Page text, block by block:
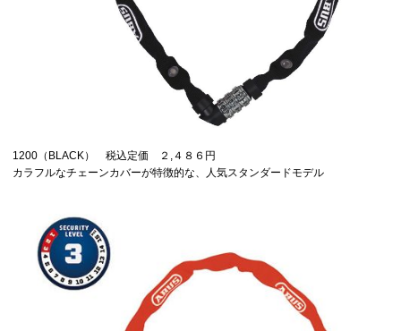
1200（BLACK） 税込定価 ２,４８６円
カラフルなチェーンカバーが特徴的な、人気スタンダードモデル